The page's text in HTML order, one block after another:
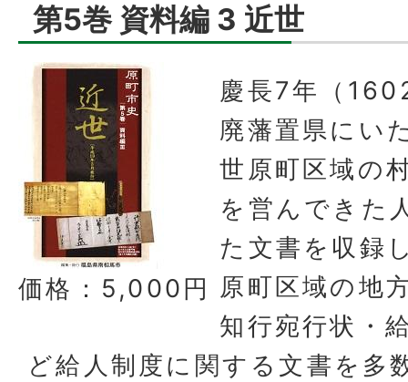
第5巻 資料編 3 近世
価格：5,000円
慶長7年（
廃藩置県にい
世原町区域の
を営んできた
た文書を収録
原町区域の地
知行宛行状・
ど給人制度に関する文書を多